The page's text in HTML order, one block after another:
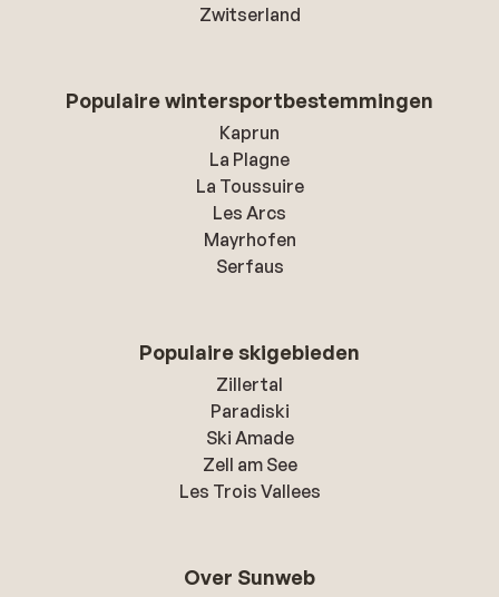
Zwitserland
Populaire wintersportbestemmingen
Kaprun
La Plagne
La Toussuire
Les Arcs
Mayrhofen
Serfaus
Populaire skigebieden
Zillertal
Paradiski
Ski Amade
Zell am See
Les Trois Vallees
Over Sunweb